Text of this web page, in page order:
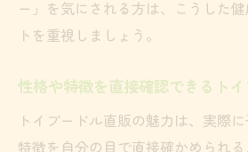
直販の強み
迎えた後も安心なトイプ
トイプードルの育て方で
ポート例
ー」を気にされる方は、こうした
トを重視しましょう。
性格や特徴を直接確認できるト
トイプードル直販の魅力は、実際
特徴を自分の目で直接確かめられ